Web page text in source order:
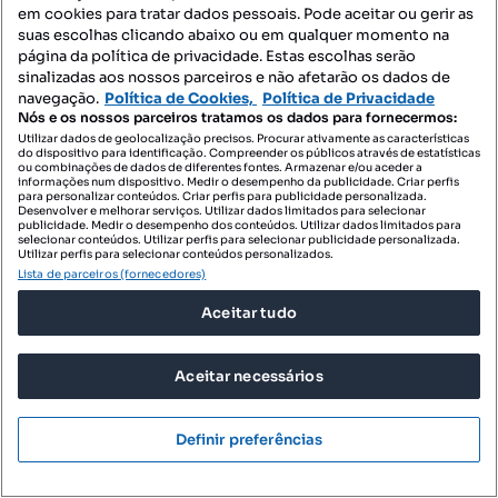
290 000 €4264,71 €/m²
T2 com 2 Terraços Junto ao Parque Corgo em Vila
Vila Real, Vila Real, Vila Real
Tipologia
T2
Preço por metro quadrado
68 m²
Andar rés do chão
OMY - Mediação Imobiliária
Profissional
em cookies para tratar dados pessoais. Pode aceitar ou gerir as
suas escolhas clicando abaixo ou em qualquer momento na
página da política de privacidade. Estas escolhas serão
sinalizadas aos nossos parceiros e não afetarão os dados de
navegação. Política de Cookies, Política de Privacidade
Nós e os nossos parceiros tratamos os dados para fornecermos:
Utilizar dados de geolocalização precisos. Procurar ativamente as características
do dispositivo para identificação. Compreender os públicos através de estatísticas
ou combinações de dados de diferentes fontes. Armazenar e/ou aceder a
informações num dispositivo. Medir o desempenho da publicidade. Criar perfis
para personalizar conteúdos. Criar perfis para publicidade personalizada.
Desenvolver e melhorar serviços. Utilizar dados limitados para selecionar
publicidade. Medir o desempenho dos conteúdos. Utilizar dados limitados para
selecionar conteúdos. Utilizar perfis para selecionar publicidade personalizada.
Utilizar perfis para selecionar conteúdos personalizados.
Lista de parceiros (fornecedores)
Aceitar tudo
Aceitar necessários
Definir preferências